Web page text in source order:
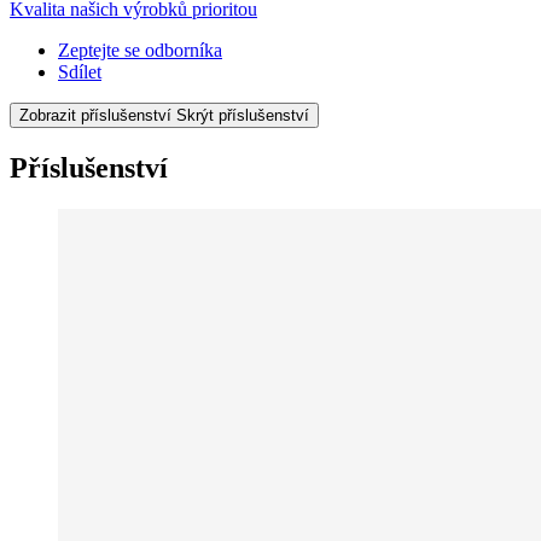
Kvalita našich výrobků prioritou
Zeptejte se odborníka
Sdílet
Zobrazit příslušenství Skrýt příslušenství
Příslušenství